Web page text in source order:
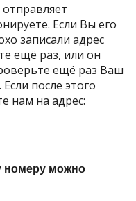
Если Вы его
записали адрес
ещё раз, или он
ещё раз Ваш
после этого
нам на адрес:
номеру можно